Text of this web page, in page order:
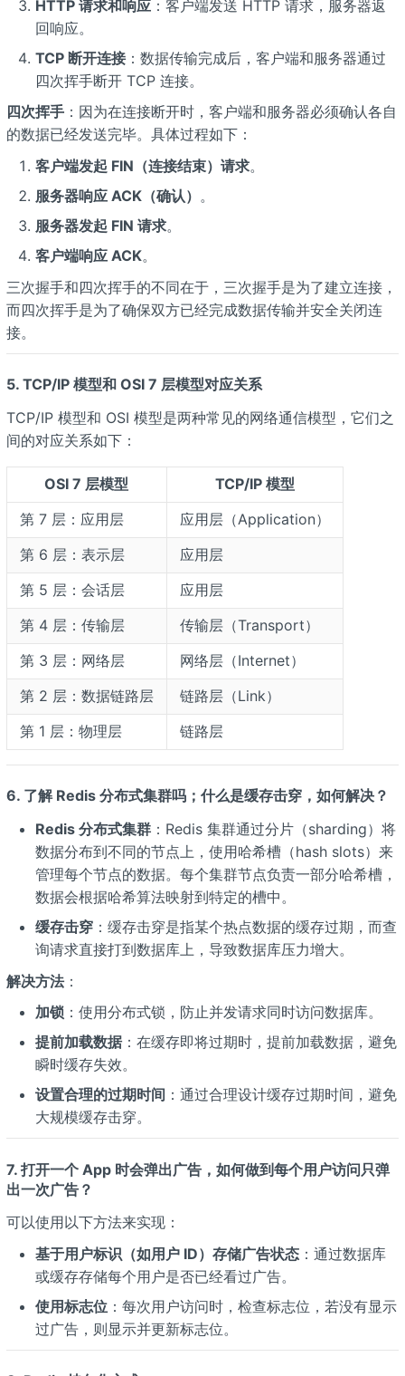
HTTP 请求和响应：客户端发送 HTTP 请求，服务器返
回响应。
TCP 断开连接：数据传输完成后，客户端和服务器通过
四次挥手断开 TCP 连接。
四次挥手：因为在连接断开时，客户端和服务器必须确认各自
的数据已经发送完毕。具体过程如下：
客户端发起 FIN（连接结束）请求。
服务器响应 ACK（确认） 。
服务器发起 FIN 请求。
客户端响应 ACK。
三次握手和四次挥手的不同在于，三次握手是为了建立连接，
而四次挥手是为了确保双方已经完成数据传输并安全关闭连
接。
5. TCP/IP 模型和 OSI 7 层模型对应关系
TCP/IP 模型和 OSI 模型是两种常见的网络通信模型，它们之
间的对应关系如下：
OSI 7 层模型
TCP/IP 模型
第 7 层：应用层
应用层（Application）
第 6 层：表示层
应用层
第 5 层：会话层
应用层
第 4 层：传输层
传输层（Transport）
第 3 层：网络层
网络层（Internet）
第 2 层：数据链路层
链路层（Link）
第 1 层：物理层
链路层
6. 了解 Redis 分布式集群吗；什么是缓存击穿，如何解决？
Redis 分布式集群：Redis 集群通过分片（sharding）将
数据分布到不同的节点上，使用哈希槽（hash slots）来
管理每个节点的数据。每个集群节点负责一部分哈希槽，
数据会根据哈希算法映射到特定的槽中。
缓存击穿：缓存击穿是指某个热点数据的缓存过期，而查
询请求直接打到数据库上，导致数据库压力增大。
解决方法：
加锁：使用分布式锁，防止并发请求同时访问数据库。
提前加载数据：在缓存即将过期时，提前加载数据，避免
瞬时缓存失效。
设置合理的过期时间 ：通过合理设计缓存过期时间，避免
大规模缓存击穿。
7. 打开一个 App 时会弹出广告，如何做到每个用户访问只弹
出一次广告？
可以使用以下方法来实现：
基于用户标识（如用户 ID）存储广告状态：通过数据库
或缓存存储每个用户是否已经看过广告。
使用标志位：每次用户访问时，检查标志位，若没有显示
过广告，则显示并更新标志位。